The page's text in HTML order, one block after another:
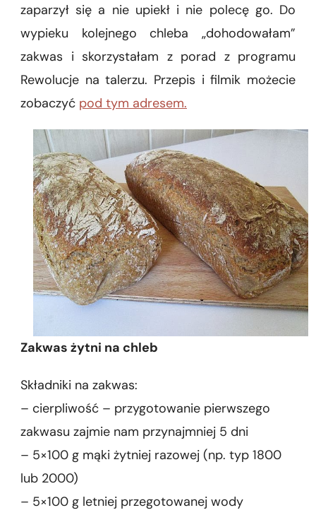
zaparzył się a nie upiekł i nie polecę go. Do
wypieku kolejnego chleba „dohodowałam”
zakwas i skorzystałam z porad z programu
Rewolucje na talerzu. Przepis i filmik możecie
zobaczyć pod tym adresem.
Zakwas żytni na chleb
Składniki na zakwas:
– cierpliwość – przygotowanie pierwszego
zakwasu zajmie nam przynajmniej 5 dni
– 5×100 g mąki żytniej razowej (np. typ 1800
lub 2000)
– 5×100 g letniej przegotowanej wody